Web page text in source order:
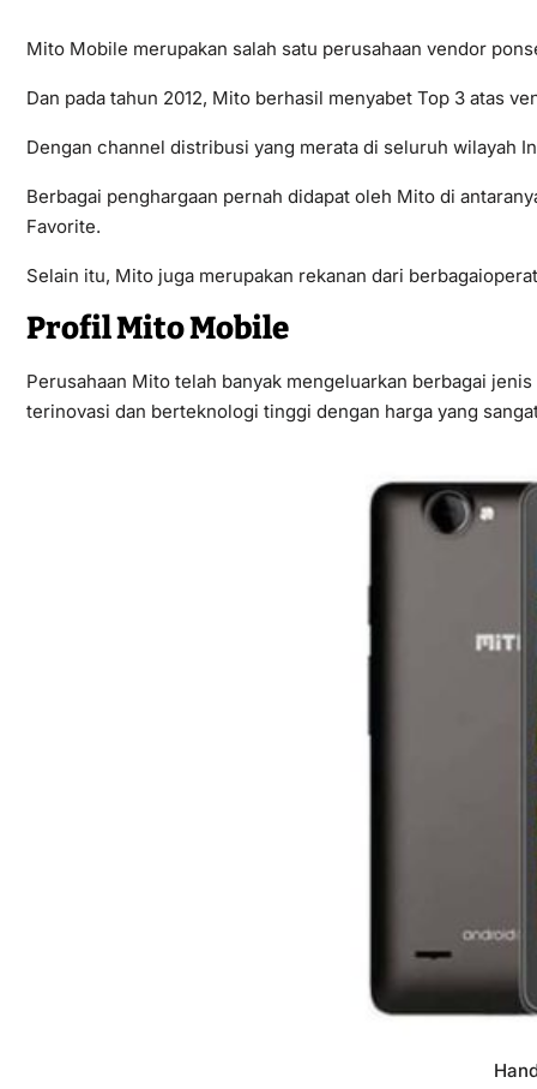
Mito Mobile merupakan salah satu perusahaan vendor
Dan pada tahun 2012, Mito berhasil menyabet Top 3 atas
Dengan channel distribusi yang merata di seluruh wilayah
Berbagai penghargaan pernah didapat oleh Mito di
Favorite.
Selain itu, Mito juga merupakan rekanan dari
Profil Mito Mobile
Perusahaan Mito telah banyak mengeluarkan berbagai
terinovasi dan berteknologi tinggi dengan harga yang